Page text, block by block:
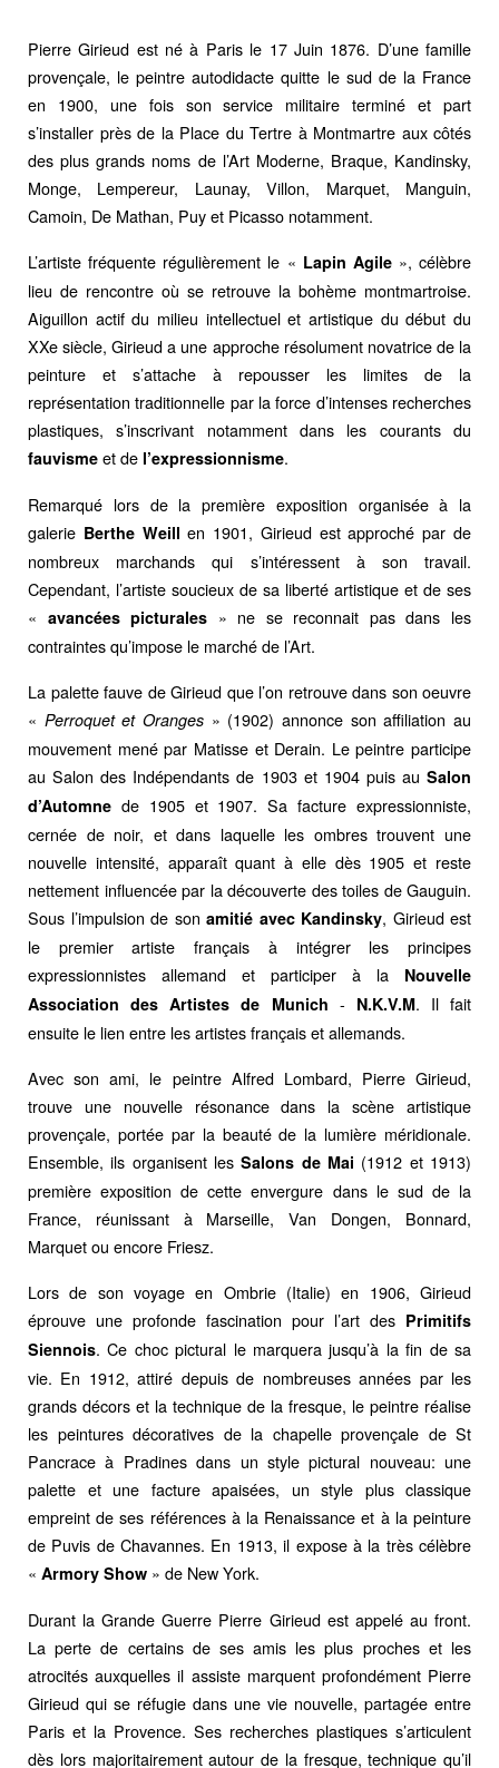
Pierre Girieud est né à Paris le 17 Juin 1876. D’une famille
provençale, le peintre autodidacte quitte le sud de la France
en 1900, une fois son service militaire terminé et part
s’installer près de la Place du Tertre à Montmartre aux côtés
des plus grands noms de l’Art Moderne, Braque, Kandinsky,
Monge, Lempereur, Launay, Villon, Marquet, Manguin,
Camoin, De Mathan, Puy et Picasso notamment.
L’artiste fréquente régulièrement le « Lapin Agile», célèbre
lieu de rencontre où se retrouve la bohème montmartroise.
Aiguillon actif du milieu intellectuel et artistique du début du
XXe siècle, Girieud a une approche résolument novatrice de la
peinture et s’attache à repousser les limites de la
représentation traditionnelle par la force d’intenses recherches
plastiques, s’inscrivant notamment dans les courants du
fauvisme et de l’expressionnisme.
Remarqué lors de la première exposition organisée à la
galerie Berthe Weill en 1901, Girieud est approché par de
nombreux marchands qui s’intéressent à son travail.
Cependant, l’artiste soucieux de sa liberté artistique et de ses
« avancées picturales » ne se reconnait pas dans les
contraintes qu’impose le marché de l’Art.
La palette fauve de Girieud que l’on retrouve dans son oeuvre
« Perroquet et Oranges » (1902) annonce son affiliation au
mouvement mené par Matisse et Derain. Le peintre participe
au Salon des Indépendants de 1903 et 1904 puis au Salon
d’Automne de 1905 et 1907. Sa facture expressionniste,
cernée de noir, et dans laquelle les ombres trouvent une
nouvelle intensité, apparaît quant à elle dès 1905 et reste
nettement influencée par la découverte des toiles de Gauguin.
Sous l’impulsion de son amitié avec Kandinsky, Girieud est
le premier artiste français à intégrer les principes
expressionnistes allemand et participer à la Nouvelle
Association des Artistes de Munich - N.K.V.M. Il fait
ensuite le lien entre les artistes français et allemands.
Avec son ami, le peintre Alfred Lombard, Pierre Girieud,
trouve une nouvelle résonance dans la scène artistique
provençale, portée par la beauté de la lumière méridionale.
Ensemble, ils organisent lesSalons de Mai (1912 et 1913)
première exposition de cette envergure dans le sud de la
France, réunissant à Marseille, Van Dongen, Bonnard,
Marquet ou encore Friesz.
Lors de son voyage en Ombrie (Italie) en 1906, Girieud
éprouve une profonde fascination pour l’art des Primitifs
Siennois. Ce choc pictural le marquera jusqu’à la fin de sa
vie. En 1912, attiré depuis de nombreuses années par les
grands décors et la technique de la fresque, le peintre réalise
les peintures décoratives de la chapelle provençale de St
Pancrace à Pradines dans un style pictural nouveau: une
palette et une facture apaisées, un style plus classique
empreint de ses références à la Renaissance et à la peinture
de Puvis de Chavannes. En 1913, il expose à la très célèbre
« Armory Show » de New York.
Durant la Grande Guerre Pierre Girieud est appelé au front.
La perte de certains de ses amis les plus proches et les
atrocités auxquelles il assiste marquent profondément Pierre
Girieud qui se réfugie dans une vie nouvelle, partagée entre
Paris et la Provence. Ses recherches plastiques s’articulent
dès lors majoritairement autour de la fresque, technique qu’il